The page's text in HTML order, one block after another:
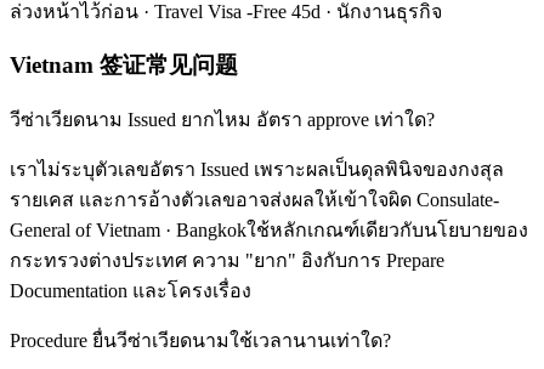
ล่วงหน้าไว้ก่อน · Travel Visa -Free 45d · นักงานธุรกิจ
Vietnam 签证常见问题
วีซ่าเวียดนาม Issued ยากไหม อัตรา approve เท่าใด?
เราไม่ระบุตัวเลขอัตรา Issued เพราะผลเป็นดุลพินิจของกงสุล
รายเคส และการอ้างตัวเลขอาจส่งผลให้เข้าใจผิด Consulate-
General of Vietnam · Bangkokใช้หลักเกณฑ์เดียวกับนโยบายของ
กระทรวงต่างประเทศ ความ "ยาก" อิงกับการ Prepare
Documentation และโครงเรื่อง
Procedure ยื่นวีซ่าเวียดนามใช้เวลานานเท่าใด?